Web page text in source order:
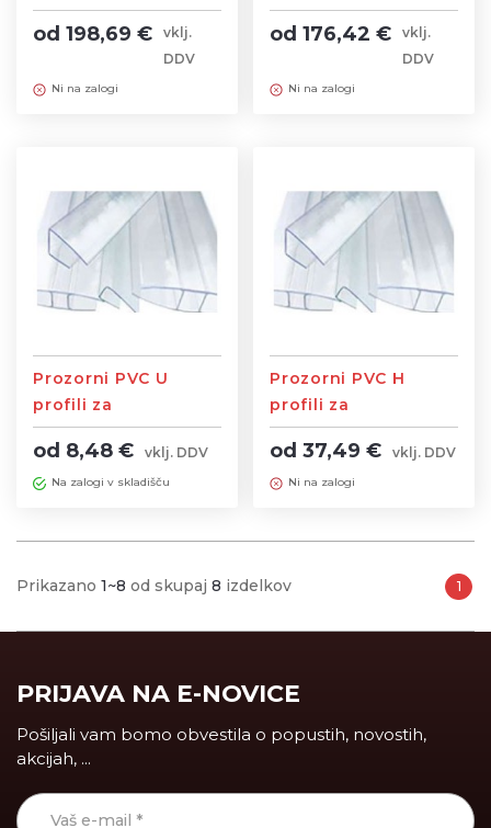
mm SATOVJE
od 198,69 €
vklj.
DDV
Ni na zalogi
2100 x 6000 mm
SATOVJE
od 176,42 €
vklj.
DDV
Ni na zalogi
Prozorni PVC U
profili za
polikarbonat - 2,10
m
od 8,48 € vklj. DDV
Na zalogi v skladišču
Prozorni PVC H
profili za
polikarbonat - 6m
od 37,49 € vklj. DDV
Ni na zalogi
Prikazano 1~8 od skupaj 8 izdelkov 1
PRIJAVA NA E-NOVICE
Pošiljali vam bomo obvestila o popustih, novostih,
akcijah, ...